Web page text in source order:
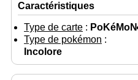
Caractéristiques
Type de carte : PoKéMoN
Type de pokémon :
Incolore